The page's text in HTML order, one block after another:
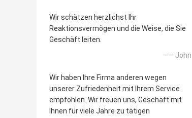
Wir schätzen herzlichst Ihr
Reaktionsvermögen und die Weise, die Sie
Geschäft leiten.
—— John
Wir haben Ihre Firma anderen wegen
unserer Zufriedenheit mit Ihrem Service
empfohlen. Wir freuen uns, Geschäft mit
Ihnen für viele Jahre zu tätigen